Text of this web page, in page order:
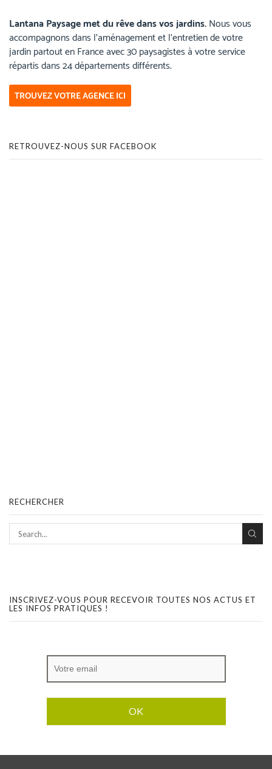
Lantana Paysage met du rêve dans vos jardins.Nous vous
accompagnons dans l’aménagement et l’entretien de votre
jardin partout en France avec 30 paysagistes à votre service
répartis dans 24 départements différents.
TROUVEZ VOTRE AGENCE ICI
RETROUVEZ-NOUS SUR FACEBOOK
RECHERCHER
INSCRIVEZ-VOUS POUR RECEVOIR TOUTES NOS ACTUS ET
LES INFOS PRATIQUES !